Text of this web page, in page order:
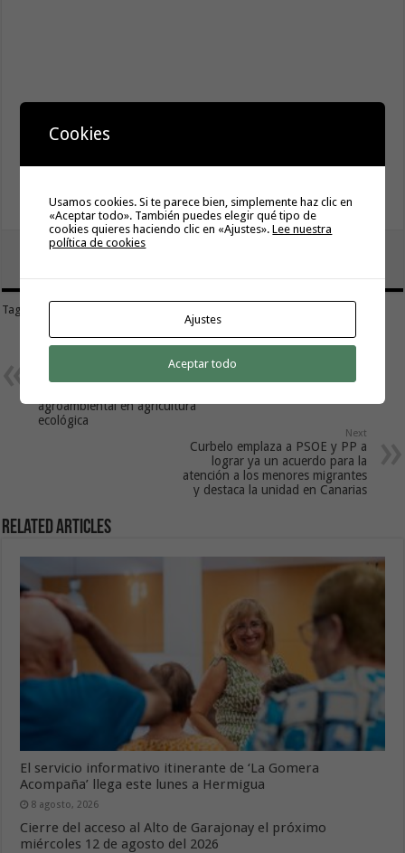
tweet
Tags
Previous
El Gobierno de Canarias convoca
agroambiental en agricultura
ecológica
Next
Curbelo emplaza a PSOE y PP a
lograr ya un acuerdo para la
atención a los menores migrantes
y destaca la unidad en Canarias
Related Articles
El servicio informativo itinerante de ‘La Gomera
Acompaña’ llega este lunes a Hermigua
8 agosto, 2026
Cierre del acceso al Alto de Garajonay el próximo
miércoles 12 de agosto del 2026
Cookies
Usamos cookies. Si te parece bien, simplemente haz clic en
«Aceptar todo». También puedes elegir qué tipo de
cookies quieres haciendo clic en «Ajustes».Lee nuestra
política de cookies
Ajustes
Aceptar todo